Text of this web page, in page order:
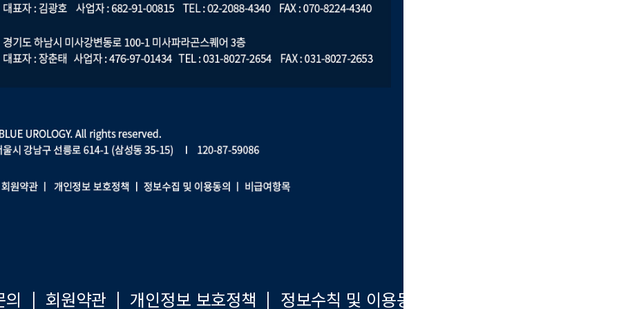
| 회원약관 | 개인정보 보호정책 | 정보수칙 및 이용동의